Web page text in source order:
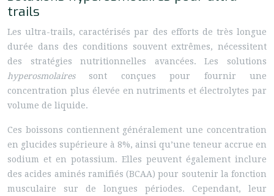
trails
Les ultra-trails, caractérisés par des efforts de très longue
durée dans des conditions souvent extrêmes, nécessitent
des stratégies nutritionnelles avancées. Les solutions
hyperosmolaires sont conçues pour fournir une
concentration plus élevée en nutriments et électrolytes par
volume de liquide.
Ces boissons contiennent généralement une concentration
en glucides supérieure à 8%, ainsi qu’une teneur accrue en
sodium et en potassium. Elles peuvent également inclure
des acides aminés ramifiés (BCAA) pour soutenir la fonction
musculaire sur de longues périodes. Cependant, leur